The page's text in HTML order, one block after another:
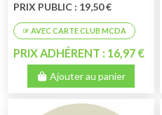
PRIX PUBLIC : 19,50 €
PRIX ADHÉRENT : 16,97 €
Ajouter au panier